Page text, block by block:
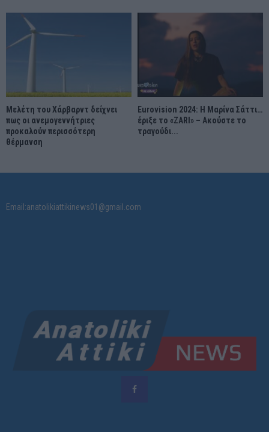
Μελέτη του Χάρβαρντ δείχνει
πως οι ανεμογεννήτριες
προκαλούν περισσότερη
θέρμανση
Eurovision 2024: Η Μαρίνα Σάττι…
έριξε το «ZARI» – Ακούστε το
τραγούδι...
Email:anatolikiattikinews01@gmail.com